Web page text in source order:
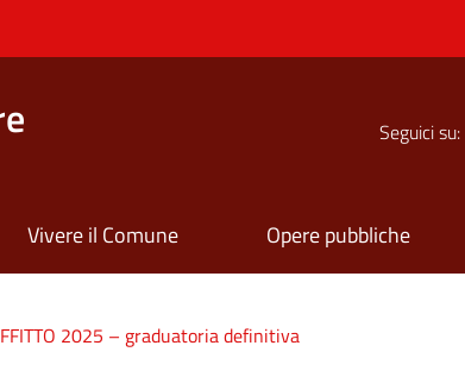
Seguici su:
Vivere il Comune Opere pubbliche
2025 – graduatoria definitiva